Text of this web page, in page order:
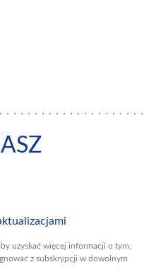
uzyskać więcej informacji o tym,
z subskrypcji w dowolnym